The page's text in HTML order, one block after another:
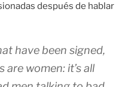
después de hablar
have been signed,
women: it’s all